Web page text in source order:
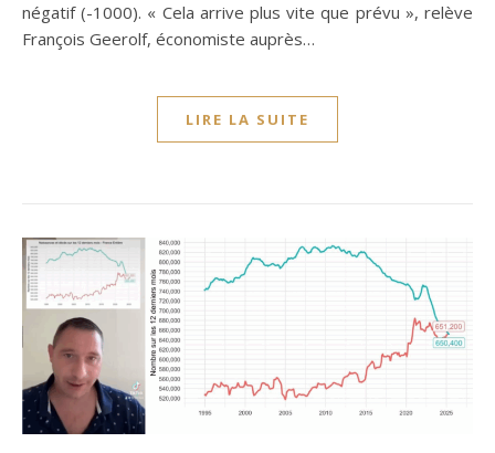
négatif (-1000). « Cela arrive plus vite que prévu », relève
François Geerolf, économiste auprès…
LIRE LA SUITE